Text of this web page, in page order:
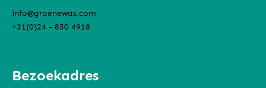
info@groenewas.com
+31(0)24 - 850 4918
Bezoekadres